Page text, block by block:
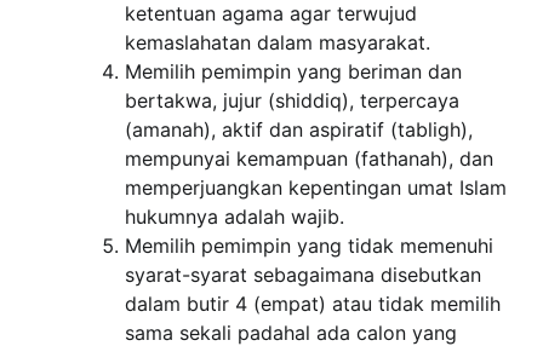
ketentuan agama agar terwujud
kemaslahatan dalam masyarakat.
Memilih pemimpin yang beriman dan
bertakwa, jujur (shiddiq), terpercaya
(amanah), aktif dan aspiratif (tabligh),
mempunyai kemampuan (fathanah), dan
memperjuangkan kepentingan umat Islam
hukumnya adalah wajib.
Memilih pemimpin yang tidak memenuhi
syarat-syarat sebagaimana disebutkan
dalam butir 4 (empat) atau tidak memilih
sama sekali padahal ada calon yang